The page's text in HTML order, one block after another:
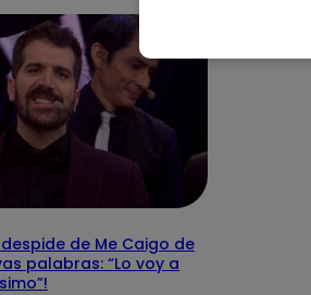
despide de Me Caigo de
palabras: “Lo voy a